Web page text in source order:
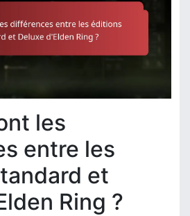
les
entre les
et
Ring ?